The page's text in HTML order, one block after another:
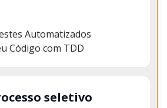
Automatizados
Código com TDD
seletivo